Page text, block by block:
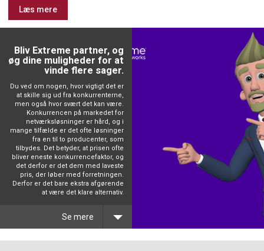
Læs mere
Bliv Extreme partner, og
øg dine muligheder for at
vinde flere sager.
Du ved om nogen, hvor vigtigt det er
at skille sig ud fra konkurrenterne,
men også hvor svært det kan være.
Konkurrencen på markedet for
netværksløsninger er hård, og i
mange tilfælde er det ofte løsninger
fra en til to producenter, som
tilbydes. Det betyder, at prisen ofte
bliver eneste konkurrencefaktor, og
det derfor er det dem med laveste
pris, der løber med forretningen.
Derfor er det bare ekstra afgørende
at være det klare alternativ.
Se mere
Der kan ligge mange overvejelser bag, når man skal indgå partnerskab eller udvide